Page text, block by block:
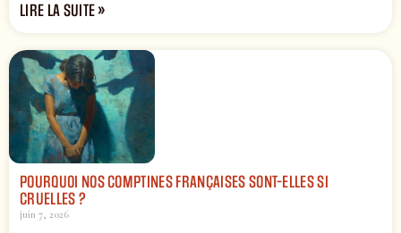
LIRE LA SUITE »
POURQUOI NOS COMPTINES FRANÇAISES SONT-ELLES SI
CRUELLES ?
juin 7, 2026